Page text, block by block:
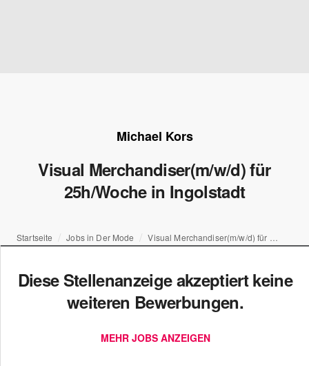
Michael Kors
Visual Merchandiser(m/w/d) für
25h/Woche in Ingolstadt
Startseite Jobs in Der Mode
Diese Stellenanzeige akzeptiert keine
weiteren Bewerbungen.
MEHR JOBS ANZEIGEN